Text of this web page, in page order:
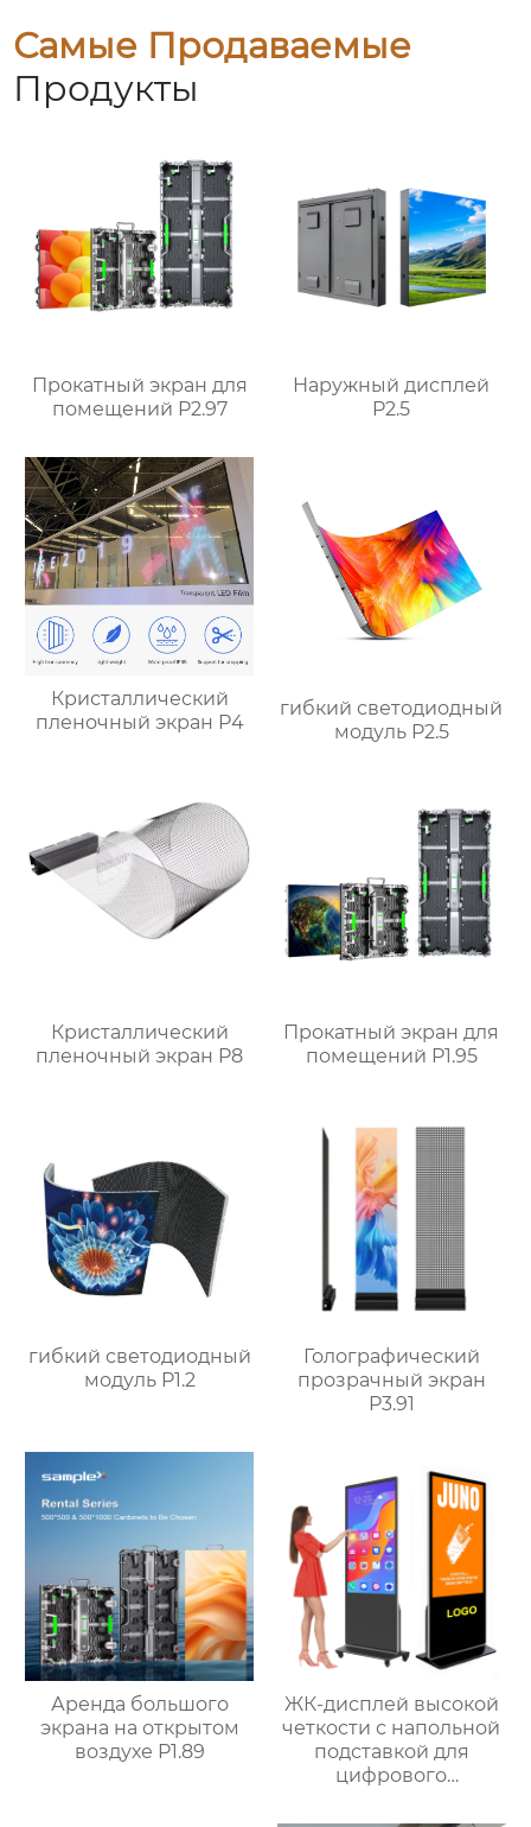
Самые Продаваемые
Продукты
Прокатный экран для
помещений P2.97
Наружный дисплей
P2.5
Кристаллический
пленочный экран P4
гибкий светодиодный
модуль P2.5
Кристаллический
пленочный экран P8
Прокатный экран для
помещений P1.95
гибкий светодиодный
модуль P1.2
Голографический
прозрачный экран
P3.91
Аренда большого
экрана на открытом
воздухе P1.89
ЖК-дисплей высокой
четкости с напольной
подставкой для
цифрового